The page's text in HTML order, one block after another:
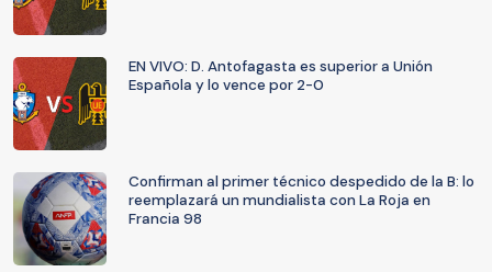
EN VIVO: D. Antofagasta es superior a Unión
Española y lo vence por 2-0
Confirman al primer técnico despedido de la B: lo
reemplazará un mundialista con La Roja en
Francia 98